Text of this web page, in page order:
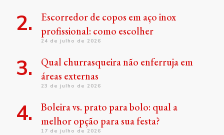
Escorredor de copos em aço inox
profissional: como escolher
24 de julho de 2026
Qual churrasqueira não enferruja em
áreas externas
23 de julho de 2026
Boleira vs. prato para bolo: qual a
melhor opção para sua festa?
17 de julho de 2026